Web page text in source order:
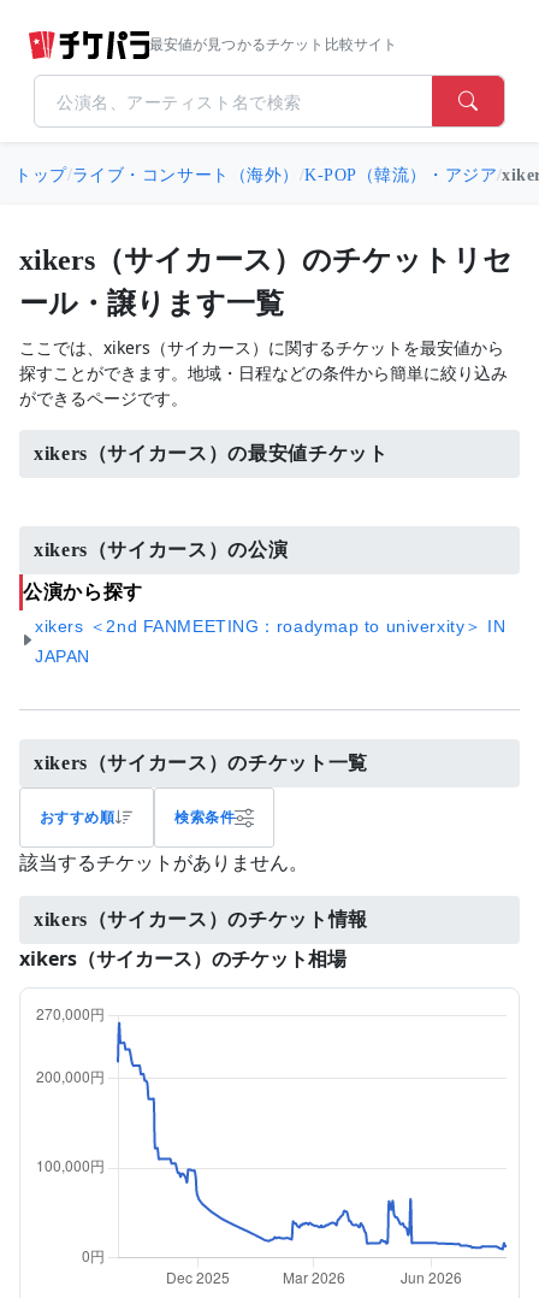
最安値が見つかるチケット比較サイト
トップ/ライブ・コンサート（海外） /K-POP（韓流）・アジア/
xikers（サイカース）のチケットリセ
ール・譲ります一覧
ここでは、xikers（サイカース）に関するチケットを最安値から
探すことができます。地域・日程などの条件から簡単に絞り込み
ができるページです。
xikers（サイカース）の最安値チケット
xikers（サイカース）の公演
公演から探す
xikers ＜2nd FANMEETING：roadymap to univerxity＞ IN
JAPAN
xikers（サイカース）のチケット一覧
おすすめ順 検索条件
該当するチケットがありません。
xikers（サイカース）のチケット情報
xikers（サイカース）のチケット相場